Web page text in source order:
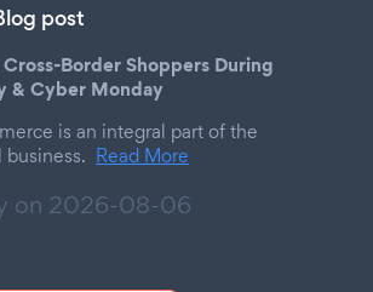
post
Border Shoppers During
& Cyber Monday
is an integral part of the
Read More
on 2026-08-06